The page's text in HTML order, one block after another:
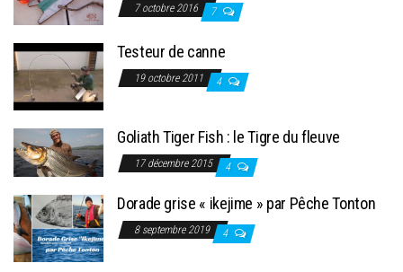
7 octobre 2016 7
Testeur de canne
19 octobre 2011 4
Goliath Tiger Fish : le Tigre du fleuve
17 décembre 2015 4
Dorade grise « ikejime » par Pêche Tonton
8 septembre 2019 4